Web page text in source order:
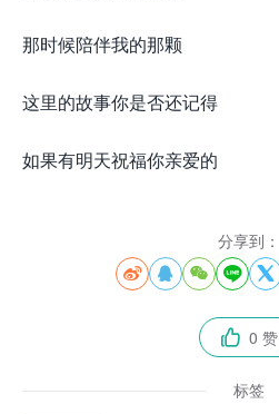
那时候陪伴我的那颗
这里的故事你是否还记得
如果有明天祝福你亲爱的
分享到：
    
 0 赞
标签